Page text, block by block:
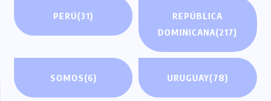
PERÚ(31)
REPÚBLICA
DOMINICANA(217)
SOMOS(6) URUGUAY(78)